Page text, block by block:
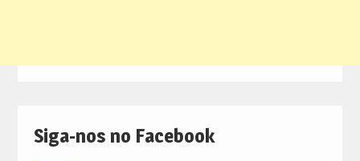
Siga-nos no Facebook